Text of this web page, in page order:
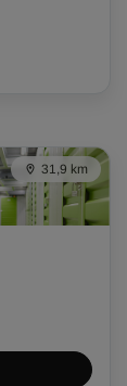
31,9 km